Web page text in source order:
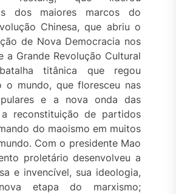
dos maiores marcos do
Chinesa, que abriu o
de Nova Democracia nos
a Grande Revolução Cultural
titânica que regou
o mundo, que floresceu nas
e a nova onda das
reconstituição de partidos
do maoismo em muitos
Com o presidente Mao
proletário desenvolveu a
e invencível, sua ideologia,
etapa do marxismo;